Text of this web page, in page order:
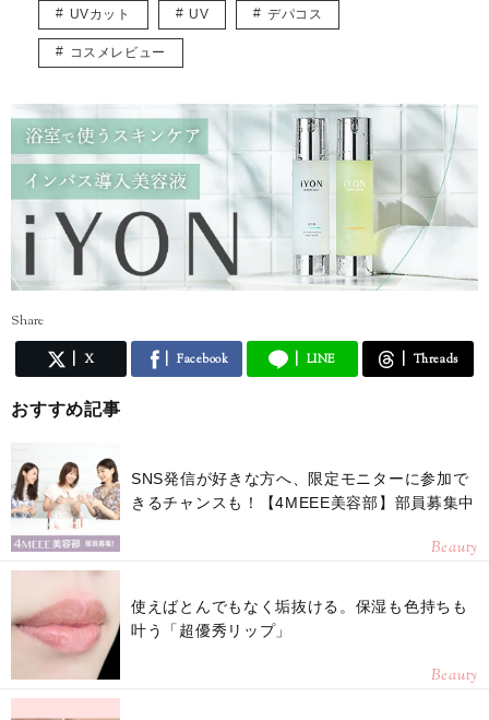
eimiyoshino8686@gmail.com
記事の内容または商品についてのご質問はお答えいたしかねます。
UVカット UV デパコス
コスメレビュー
Share
X Facebook LINE Threads
おすすめ記事
SNS発信が好きな方へ、限定モニターに参加で
きるチャンスも！【4MEEE美容部】部員募集中
Beauty
使えばとんでもなく垢抜ける。保湿も色持ちも
叶う「超優秀リップ」
Beauty